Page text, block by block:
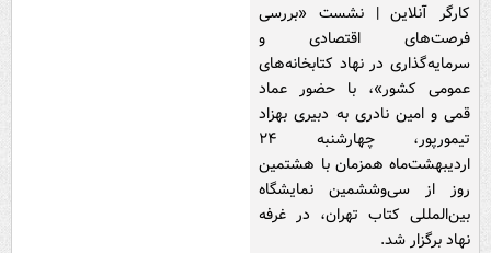
کارگر آنلاین | نشست «بررسی
فرصت‌های اقتصادی و
سرمایه‌گذاری در نهاد کتابخانه‌های
عمومی کشور»، با حضور عماد
قمی و امین نادری به دبیری بهزاد
تیمورپور، چهارشنبه ۲۴
اردیبهشت‌ماه همزمان با هشتمین
روز از سی‌وششمین نمایشگاه
بین‌المللی کتاب تهران، در غرفه
نهاد برگزار شد.